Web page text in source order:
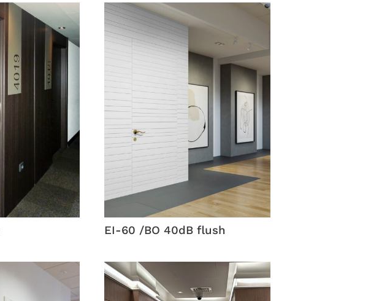
EI-60 /BO 40dB flush